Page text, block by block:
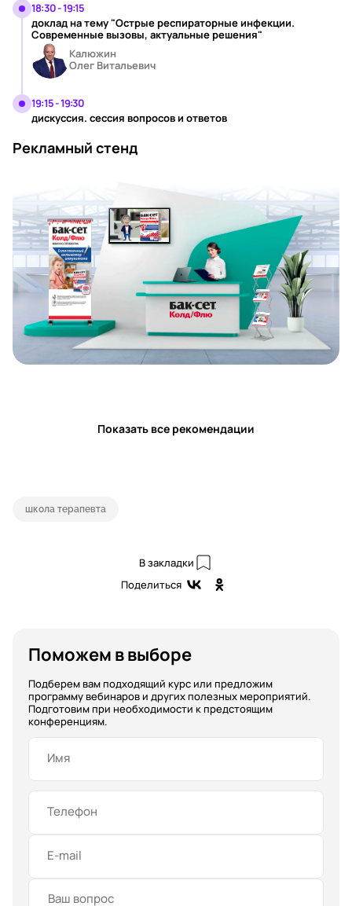
18:30 - 19:15
доклад на тему "Острые респираторные инфекции.
Современные вызовы, актуальные решения"
Калюжин
Олег Витальевич
19:15 - 19:30
дискуссия. сессия вопросов и ответов
Рекламный стенд
Показать все рекомендации
школа терапевта
В закладки
Поделиться
Поможем в выборе
Подберем вам подходящий курс или предложим
программу вебинаров и других полезных мероприятий.
Подготовим при необходимости к предстоящим
конференциям.
Имя
Телефон
E-mail